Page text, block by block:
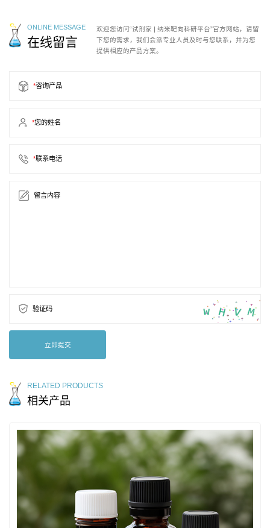
ONLINE MESSAGE
在线留言
欢迎您访问“试剂家 | 纳米靶向科研平台”官方网站，请留
下您的需求，我们会派专业人员及时与您联系，并为您
提供相应的产品方案。
*咨询产品
*您的姓名
*联系电话
留言内容
验证码
立即提交
RELATED PRODUCTS
相关产品